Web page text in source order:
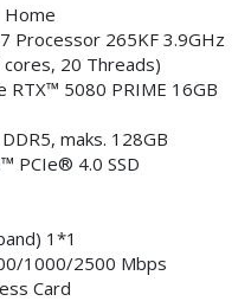
Home
Processor 265KF 3.9GHz
20 Threads)
RTX™ 5080 PRIME 16GB
maks. 128GB
PCIe® 4.0 SSD
1*1
1000/2500 Mbps
Card